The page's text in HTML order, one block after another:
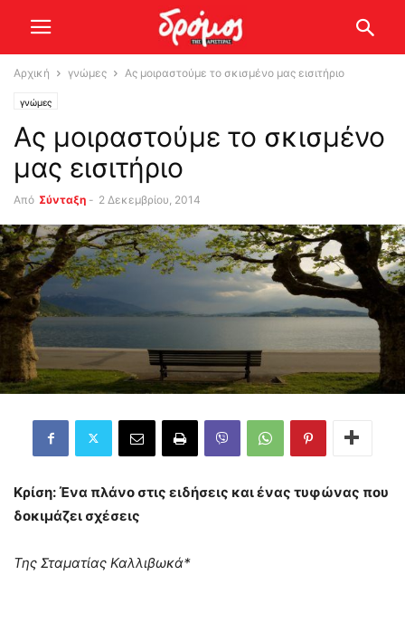
Αρχική γνώμες Ας μοιραστούμε το σκισμένο μας εισιτήριο
γνώμες
Ας μοιραστούμε το σκισμένο
μας εισιτήριο
Από Σύνταξη - 2 Δεκεμβρίου, 2014
Κρίση: Ένα πλάνο στις ειδήσεις και ένας τυφώνας που
δοκιμάζει σχέσεις
Της Σταματίας Καλλιβωκά*